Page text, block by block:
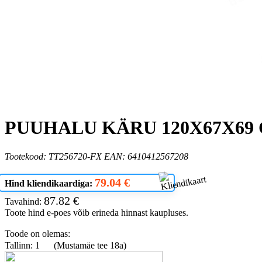
PUUHALU KÄRU 120X67X69
Tootekood: TT256720-FX EAN: 6410412567208
Hind kliendikaardiga: 79.04 €
Tavahind: 87.82 €
Toote hind e-poes võib erineda hinnast kaupluses.
Toode on olemas:
Tallinn: 1
(Mustamäe tee 18a)